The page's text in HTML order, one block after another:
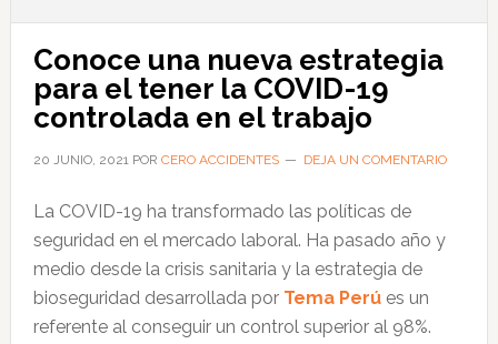
Conoce una nueva estrategia
para el tener la COVID-19
controlada en el trabajo
20 JUNIO, 2021POR CERO ACCIDENTES DEJA UN COMENTARIO
La COVID-19 ha transformado las políticas de
seguridad en el mercado laboral. Ha pasado año y
medio desde la crisis sanitaria y la estrategia de
bioseguridad desarrollada por Tema Perú es un
referente al conseguir un control superior al 98%.